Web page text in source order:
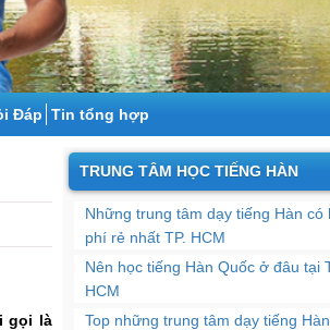
Đáp Tin tổng hợp
gọi là
TRUNG TÂM HỌC TIẾNG HÀN
Những trung tâm dạy tiếng Hàn có
phí rẻ nhất TP. HCM
Nên học tiếng Hàn Quốc ở đâu tại
HCM
Top những trung tâm dạy tiếng